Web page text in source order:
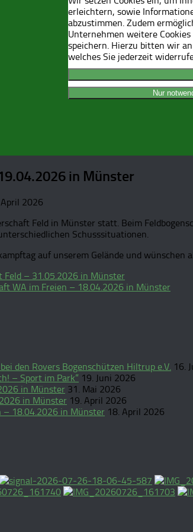
in Münster
2026
Feld in Münster statt. Beim
Schusssituationen.
auf unserem Gelände und wünschen
Feld – 31.05.2026 in Münster
WA im Freien – 18.04.2026 in Münster
den Rovers Bogenschützen Hiltrup e.V. 16.
– Sport im Park“ 19. Juni 2026
in Münster 31. Mai 2026
in Münster 19. April 2026
– 18.04.2026 in Münster 18. April 2026
erleichtern, sowie
abzustimmen. Zudem
Unternehmen weitere
speichern. Hierzu bitten wir
welches Sie jederzeit
Nur